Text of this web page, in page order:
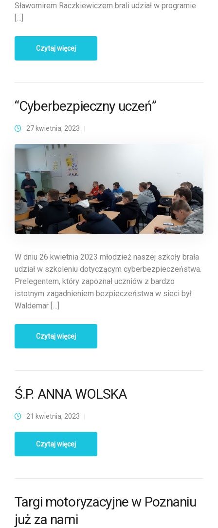
Sławomirem Raczkiewiczem brali udział w programie
Czytaj więcej
“Cyberbezpieczny uczeń”
27 kwietnia, 2023
W dniu 26 kwietnia 2023 młodzież naszej szkoły brała
udział w szkoleniu dotyczącym cyberbezpieczeństwa.
Prelegentem, który zapoznał uczniów z bardzo
istotnym zagadnieniem bezpieczeństwa w sieci był
Waldemar […]
Czytaj więcej
Ś.P. ANNA WOLSKA
21 kwietnia, 2023
Czytaj więcej
Targi motoryzacyjne w Poznaniu
już za nami